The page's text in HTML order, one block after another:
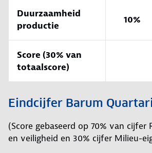
Duurzaamheid
productie
10%
Score (30% van
totaalscore)
Eindcijfer Barum
(Score gebaseerd op 70% van cijfer
en veiligheid en 30% cijfer Milieu-